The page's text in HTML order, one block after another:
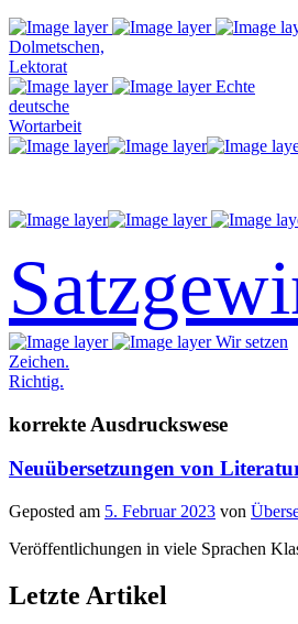
Dolmetschen,
Lektorat
Echte
deutsche
Wortarbeit
Wir setzen
Zeichen.
Richtig.
korrekte Ausdruckswese
Neuübersetzungen von
Geposted am 5. Februar 2023 von
Veröffentlichungen in viele Sprachen
Letzte Artikel